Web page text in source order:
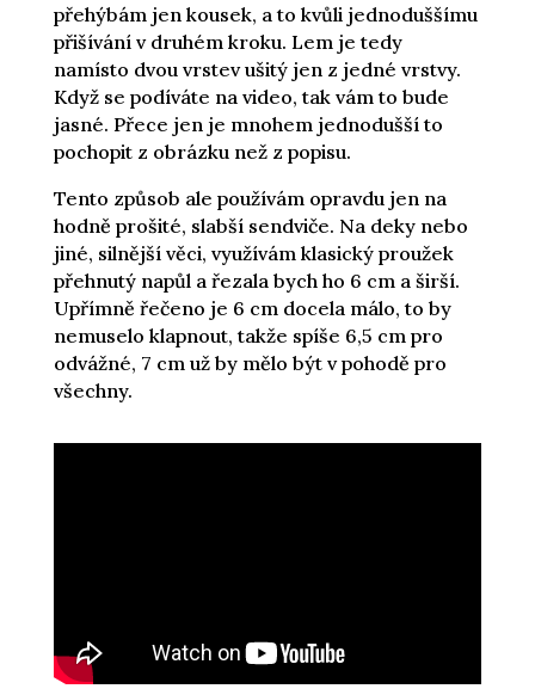
přehýbám jen kousek, a to kvůli jednoduššímu
přišívání v druhém kroku. Lem je tedy
namísto dvou vrstev ušitý jen z jedné vrstvy.
Když se podíváte na video, tak vám to bude
jasné. Přece jen je mnohem jednodušší to
pochopit z obrázku než z popisu.
Tento způsob ale používám opravdu jen na
hodně prošité, slabší sendviče. Na deky nebo
jiné, silnější věci, využívám klasický proužek
přehnutý napůl a řezala bych ho 6 cm a širší.
Upřímně řečeno je 6 cm docela málo, to by
nemuselo klapnout, takže spíše 6,5 cm pro
odvážné, 7 cm už by mělo být v pohodě pro
všechny.